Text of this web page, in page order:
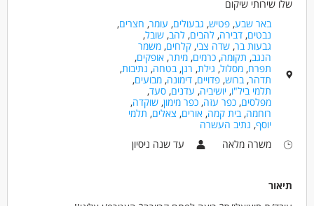
שלו שירותי שיקום
באר שבע,פטיש, גבעולים, עומר, חצרים,
נבטים,דבירה,להבים,להב,שובל,
גבעות בר,שדה צבי,קלחים,משמר
הנגב, תקומה,כרמים,מיתר,אופקים,
תפרח,מסלול, גילת, רנן,בטחה, נתיבות,
תדהר,ברוש,פדויים,דימונה,מבועים,
תלמי ביל"ו,יושיביה, עדנים,סעד,
מפלסים,כפר עזה,כפר מימון,שוקדה,
רוחמה,בית קמה,אורים, צאלים, תלמי
יוסף, נתיב העשרה
משרה מלאה
עד שנה ניסיון
תיאור